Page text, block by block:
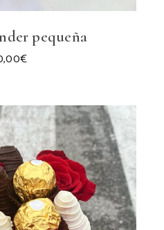
pequeña
€